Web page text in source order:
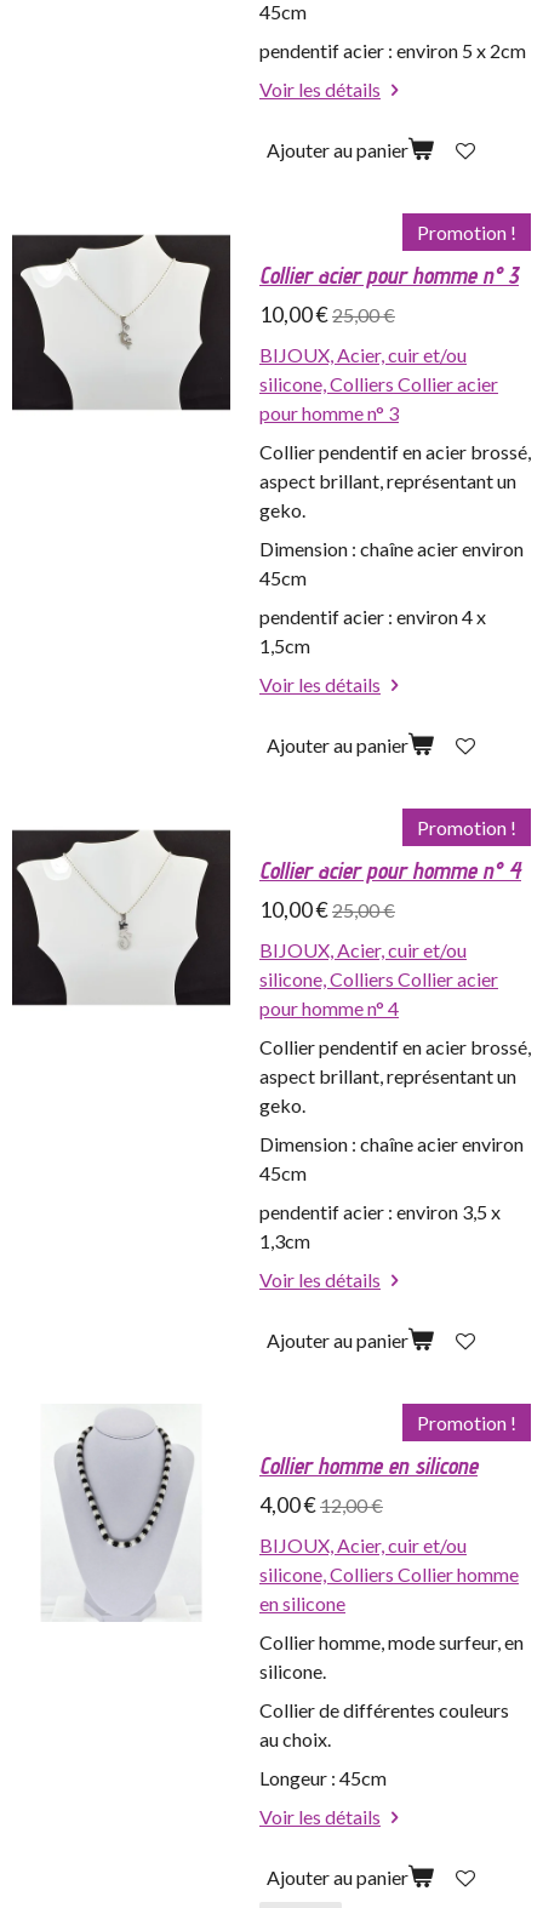
45cm
pendentif acier : environ 5 x 2cm
Voir les détails
Ajouter au panier
Promotion !
Collier acier pour homme n° 3
10,00 €25,00 €
BIJOUX,Acier, cuir et/ou
silicone,Colliers Collier acier
pour homme n° 3
Collier pendentif en acier brossé,
aspect brillant, représentant un
geko.
Dimension : chaîne acier environ
45cm
pendentif acier : environ 4 x
1,5cm
Voir les détails
Ajouter au panier
Promotion !
Collier acier pour homme n° 4
10,00 €25,00 €
BIJOUX,Acier, cuir et/ou
silicone,Colliers Collier acier
pour homme n° 4
Collier pendentif en acier brossé,
aspect brillant, représentant un
geko.
Dimension : chaîne acier environ
45cm
pendentif acier : environ 3,5 x
1,3cm
Voir les détails
Ajouter au panier
Promotion !
Collier homme en silicone
4,00 €12,00 €
BIJOUX,Acier, cuir et/ou
silicone,Colliers Collier homme
en silicone
Collier homme, mode surfeur, en
silicone.
Collier de différentes couleurs
au choix.
Longeur : 45cm
Voir les détails
Ajouter au panier